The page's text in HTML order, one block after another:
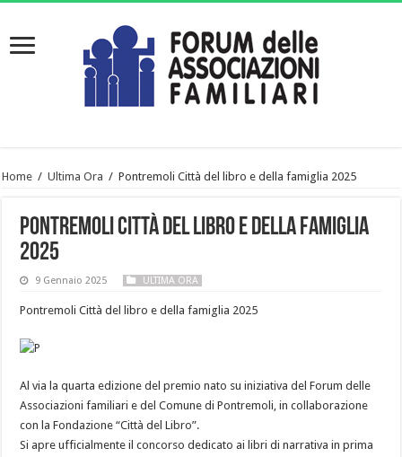
Home / Ultima Ora / Pontremoli Città del libro e della famiglia 2025
Pontremoli Città del libro e della famiglia
2025
9 Gennaio 2025 ULTIMA ORA
Pontremoli Città del libro e della famiglia 2025
Al via la quarta edizione del premio nato su iniziativa del Forum delle
Associazioni familiari e del Comune di Pontremoli, in collaborazione
con la Fondazione “Città del Libro”.
Si apre ufficialmente il concorso dedicato ai libri di narrativa in prima